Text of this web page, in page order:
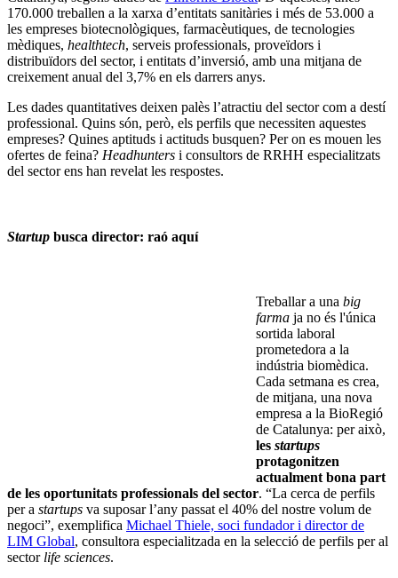
170.000 treballen a la xarxa d’entitats sanitàries i més de 53.000 a
les empreses biotecnològiques, farmacèutiques, de tecnologies
mèdiques, healthtech, serveis professionals, proveïdors i
distribuïdors del sector, i entitats d’inversió, amb una mitjana de
creixement anual del 3,7% en els darrers anys.
Les dades quantitatives deixen palès l’atractiu del sector com a destí
professional. Quins són, però, els perfils que necessiten aquestes
empreses? Quines aptituds i actituds busquen? Per on es mouen les
ofertes de feina? Headhunters i consultors de RRHH especialitzats
del sector ens han revelat les respostes.
Startup busca director: raó aquí
Treballar a una big
farma ja no és l'única
sortida laboral
prometedora a la
indústria biomèdica.
Cada setmana es crea,
de mitjana, una nova
empresa a la BioRegió
de Catalunya: per això,
les startups
protagonitzen
actualment bona part
de les oportunitats professionals del sector. “La cerca de perfils
per a startups va suposar l’any passat el 40% del nostre volum de
negoci”, exemplifica Michael Thiele, soci fundador i director de
LIM Global, consultora especialitzada en la selecció de perfils per al
sector life sciences.